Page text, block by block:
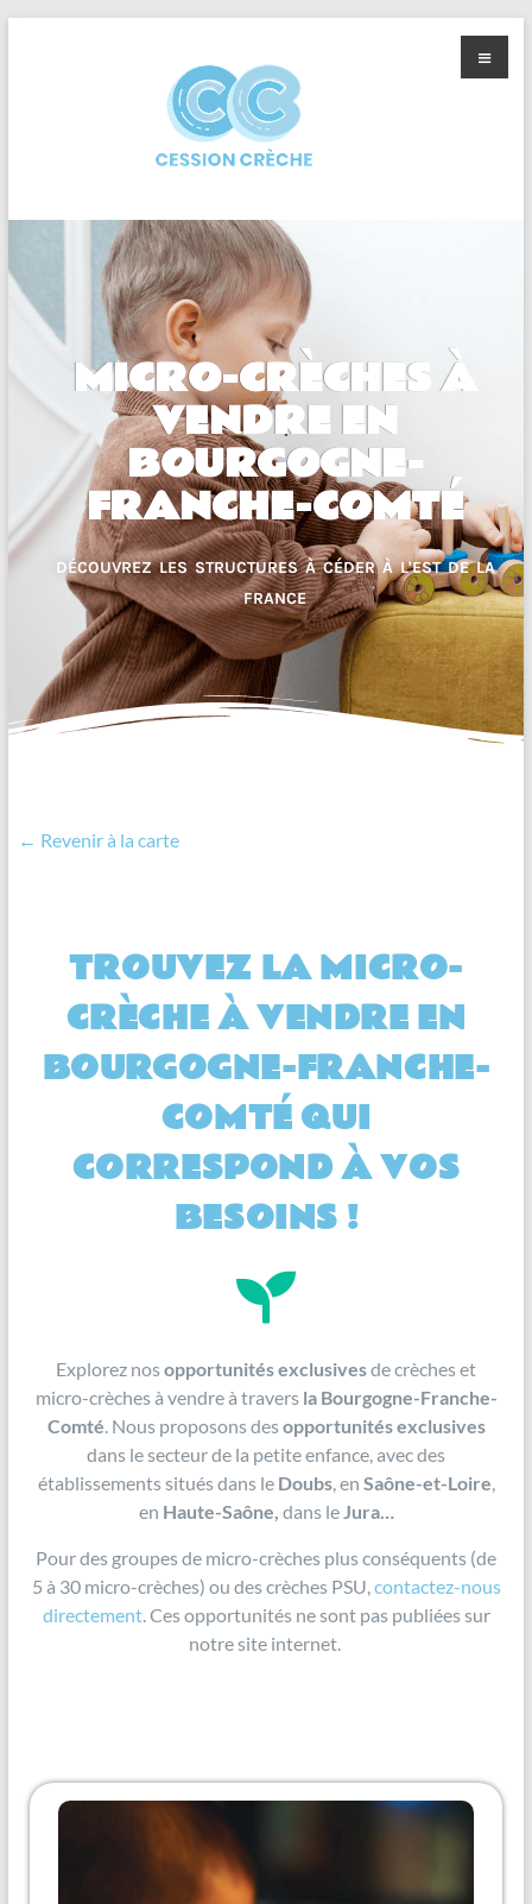
MICRO-CRÈCHES À
VENDRE EN
BOURGOGNE-
FRANCHE-COMTÉ
DÉCOUVREZ LES STRUCTURES À CÉDER À L'EST DE LA
FRANCE
← Revenir à la carte
TROUVEZ LA MICRO-
CRÈCHE À VENDRE EN
BOURGOGNE-FRANCHE-
COMTÉ QUI
CORRESPOND À VOS
BESOINS !
Explorez nosopportunités exclusivesde crèches et
micro-crèches à vendre à travers la Bourgogne-Franche-
Comté. Nous proposons desopportunités exclusives
dans le secteur de la petite enfance, avec des
établissements situés dans le Doubs, en Saône-et-Loire,
en Haute-Saône, dans leJura…
Pour des groupes de micro-crèches plus conséquents (de
5 à 30 micro-crèches) ou des crèches PSU,contactez-nous
directement. Ces opportunités ne sont pas publiées sur
notre site internet.